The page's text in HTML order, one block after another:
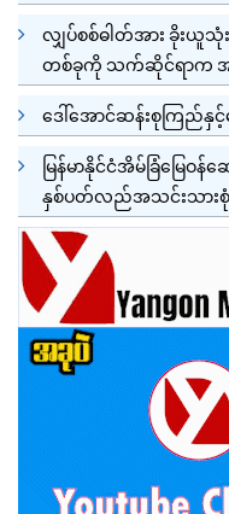
လျှပ်စစ်ဓါတ်အား ခိုးယူ
တစ်ခုကို သက်ဆိုင်ရာက
ဒေါ်အောင်ဆန်းစုကြည်နှ
မြန်မာနိုင်ငံအိမ်ခြံမြေဝ
နှစ်ပတ်လည်အသင်းသား